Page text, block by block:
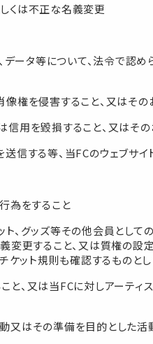
くは不正な名義変更
データ等について、法令で認
権を侵害すること、又はそ
用を毀損すること、又はそ
信する等、当FCのウェブサ
為をすること
、グッズ等その他会員とし
変更すること、又は質権の
ット規則も確認するものとし
と、又は当FCに対しアーティ
又はその準備を目的とした活